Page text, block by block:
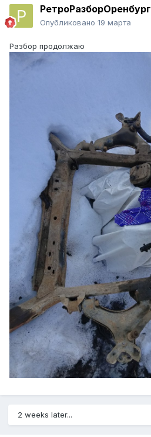
РетроРазборОренбург
Опубликовано 19 марта
Разбор продолжаю
2 weeks later...